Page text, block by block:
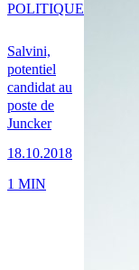
Salvini,
potentiel
candidat au
poste de
Juncker
18.10.2018
POLITIQUE
1 MIN